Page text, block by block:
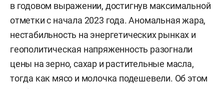
в годовом выражении, достигнув максимальной
отметки с начала 2023 года. Аномальная жара,
нестабильность на энергетических рынках и
геополитическая напряженность разогнали
цены на зерно, сахар и растительные масла,
тогда как мясо и молочка подешевели. Об этом